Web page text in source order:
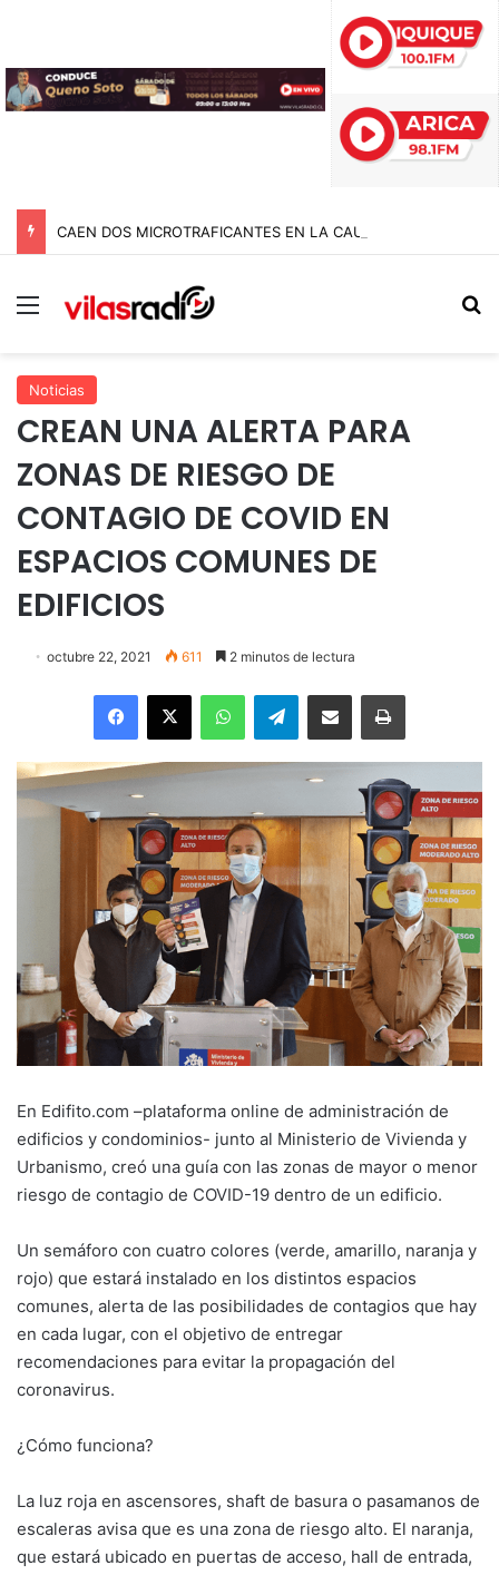
Menú
Noticias
CREAN UNA ALERTA PARA
ZONAS DE RIESGO DE
CONTAGIO DE COVID EN
ESPACIOS COMUNES DE
EDIFICIOS
octubre 22, 2021 611 2 minutos de lectura
Facebook
X WhatsAppTelegramEnviar vía email Imprimir
En Edifito.com –plataforma online de administración de
edificios y condominios- junto al Ministerio de Vivienda y
Urbanismo, creó una guía con las zonas de mayor o menor
riesgo de contagio de COVID-19 dentro de un edificio.
Un semáforo con cuatro colores (verde, amarillo, naranja y
rojo) que estará instalado en los distintos espacios
comunes, alerta de las posibilidades de contagios que hay
en cada lugar, con el objetivo de entregar
recomendaciones para evitar la propagación del
coronavirus.
¿Cómo funciona?
La luz roja en ascensores, shaft de basura o pasamanos de
escaleras avisa que es una zona de riesgo alto. El naranja,
que estará ubicado en puertas de acceso, hall de entrada,